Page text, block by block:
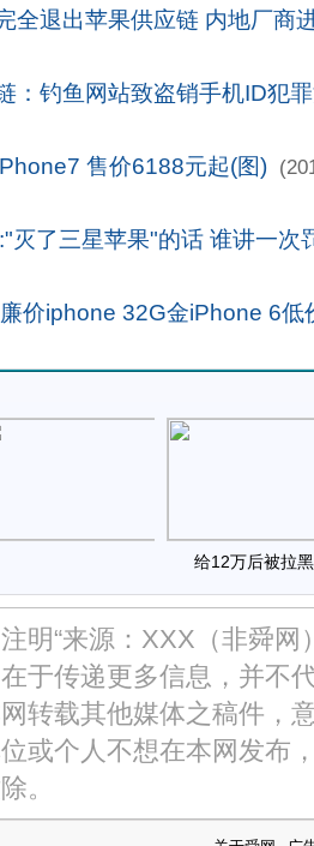
全退出苹果供应链 内地厂商
：钓鱼网站致盗销手机ID犯
售价6188元起(图)
灭了三星苹果"的话 谁讲一次
价iphone 32G金iPhone 6低
给12万后被拉黑
明“来源：XXX（非舜网
于传递更多信息，并不
转载其他媒体之稿件，
或个人不想在本网发布
。